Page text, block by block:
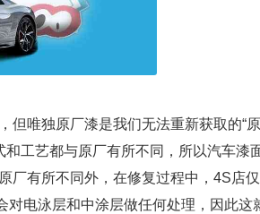
但唯独原厂漆是我们无法重新获取的“
工艺都与原厂有所不同，所以汽车漆
厂有所不同外，在修复过程中，4S店
电泳层和中涂层做任何处理，因此这